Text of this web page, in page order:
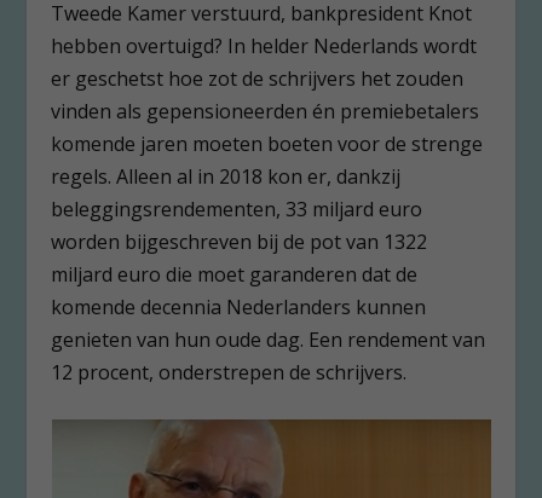
Tweede Kamer verstuurd, bankpresident Knot
hebben overtuigd? In helder Nederlands wordt
er geschetst hoe zot de schrijvers het zouden
vinden als gepensioneerden én premiebetalers
komende jaren moeten boeten voor de strenge
regels. Alleen al in 2018 kon er, dankzij
beleggingsrendementen, 33 miljard euro
worden bijgeschreven bij de pot van 1322
miljard euro die moet garanderen dat de
komende decennia Nederlanders kunnen
genieten van hun oude dag. Een rendement van
12 procent, onderstrepen de schrijvers.